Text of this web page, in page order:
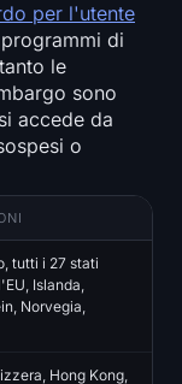
per l'utente
di
le
sono
accede da
o
tutti i 27 stati
Islanda,
Norvegia,
Hong Kong,